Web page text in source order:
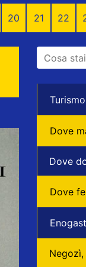
20 21 22
Turismo
Dove
Dove
Dove